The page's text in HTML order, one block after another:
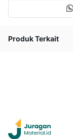
Produk Terkait